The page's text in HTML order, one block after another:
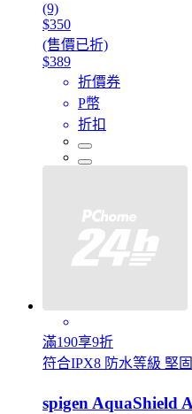
(9)
$350
(售價已折)
$389
折價券
P幣
折扣
滿190享9折
符合IPX8 防水等級 堅
spigen AquaShield